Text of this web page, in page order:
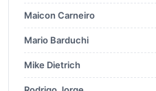
2019
2018
Maicon Carneiro
Mario Barduchi
Mike Dietrich